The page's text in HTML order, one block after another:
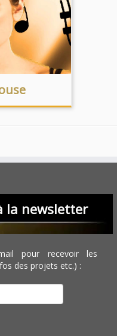
la newsletter
pour recevoir les
des projets etc.) :